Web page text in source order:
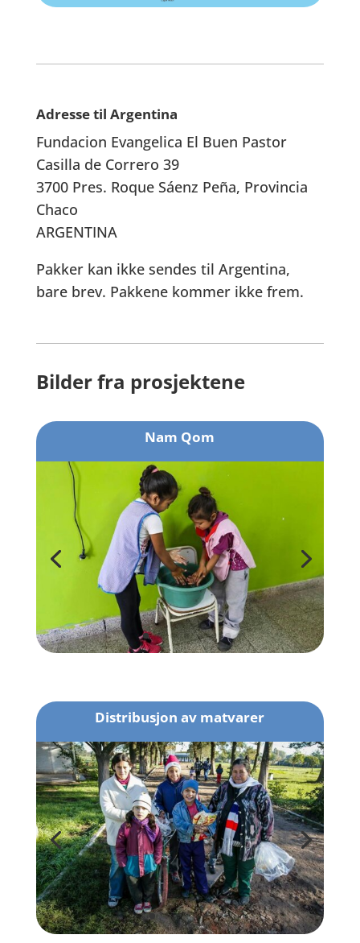
Adresse til Argentina
Fundacion Evangelica El Buen Pastor
Casilla de Correro 39
3700 Pres. Roque Sáenz Peña, Provincia
Chaco
ARGENTINA
Pakker kan ikke sendes til Argentina,
bare brev. Pakkene kommer ikke frem.
Bilder fra prosjektene
Nam Qom
Distribusjon av matvarer